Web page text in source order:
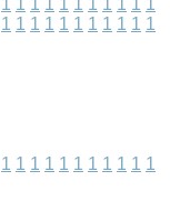
1 1 1 1 1 1 1 1 1 1 1
1 1 1 1 1 1 1 1 1 1 1